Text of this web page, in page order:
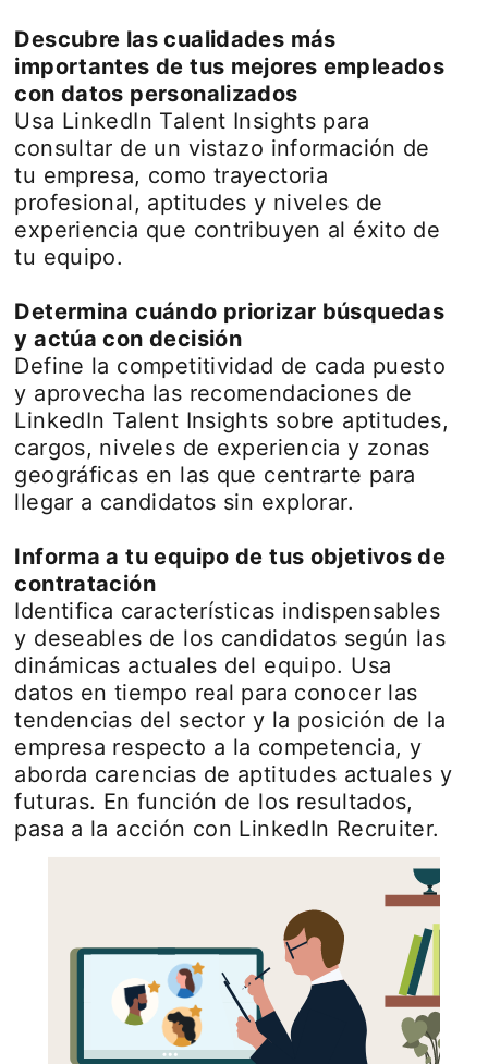
Descubre las cualidades más
importantes de tus mejores empleados
con datos personalizados
Usa LinkedIn Talent Insights para
consultar de un vistazo información de
tu empresa, como trayectoria
profesional, aptitudes y niveles de
experiencia que contribuyen al éxito de
tu equipo.
Determina cuándo priorizar búsquedas
y actúa con decisión
Define la competitividad de cada puesto
y aprovecha las recomendaciones de
LinkedIn Talent Insights sobre aptitudes,
cargos, niveles de experiencia y zonas
geográficas en las que centrarte para
llegar a candidatos sin explorar.
Informa a tu equipo de tus objetivos de
contratación
Identifica características indispensables
y deseables de los candidatos según las
dinámicas actuales del equipo. Usa
datos en tiempo real para conocer las
tendencias del sector y la posición de la
empresa respecto a la competencia, y
aborda carencias de aptitudes actuales y
futuras. En función de los resultados,
pasa a la acción con LinkedIn Recruiter.